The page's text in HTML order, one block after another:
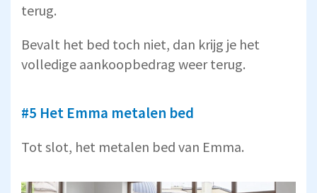
terug.
Bevalt het bed toch niet, dan krijg je het
volledige aankoopbedrag weer terug.
#5 Het Emma metalen bed
Tot slot, het metalen bed van Emma.